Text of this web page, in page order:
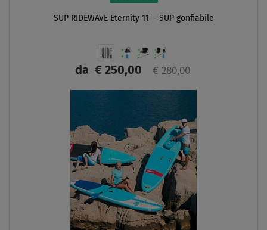
SUP RIDEWAVE Eternity 11' - SUP gonfiabile
da € 250,00 € 280,00